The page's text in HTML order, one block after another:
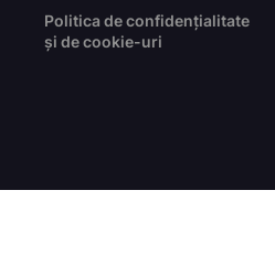
Politica de confidențialitate
și de cookie-uri